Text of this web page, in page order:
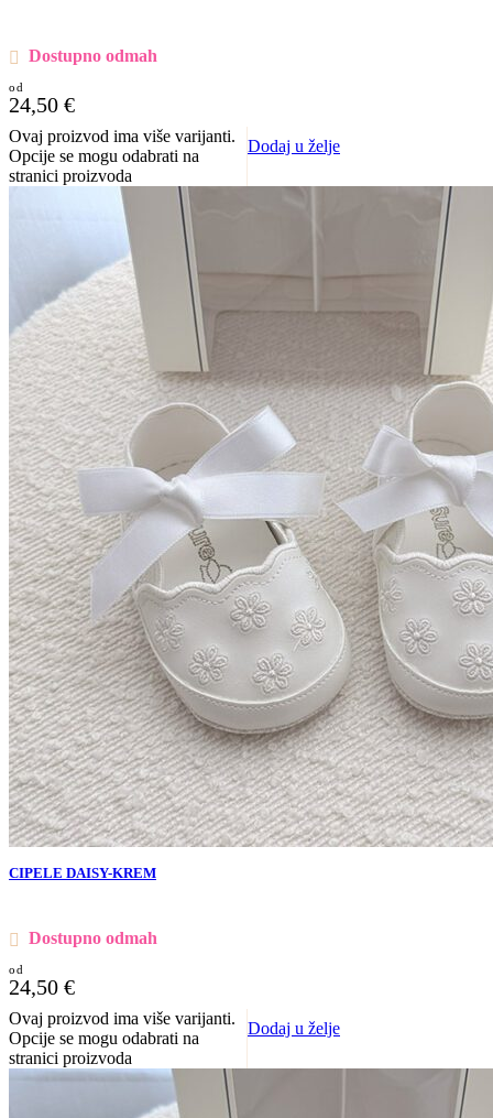
Dostupno odmah
24,50 €
Ovaj proizvod ima više varijanti.
Opcije se mogu odabrati na
stranici proizvoda
Dodaj u želje
CIPELE DAISY-KREM
Dostupno odmah
24,50 €
Ovaj proizvod ima više varijanti.
Opcije se mogu odabrati na
stranici proizvoda
Dodaj u želje